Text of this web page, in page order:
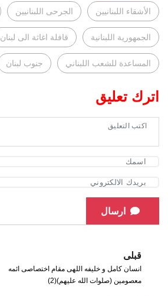
الأشقاء اللبنانيين الجرحى اللبنانيين
الجمهورية اللبنانية قافلة اغاثة الى لبنان
المساعدة للشعب اللبناني جنوب لبنان
اترك تعليق
ارسال
قبلی
انسان کامل و خلیفه اللهی مقام اختصاصی ائمه
معصومین (صلوات الله علیهم)(2)